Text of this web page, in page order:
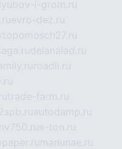
i-grom.ru
evro-dez.ru
delanalad.ru
roadli.ru
trade-farm.ru
autodamp.ru
nv750.rux-ton.ru
manunae.ru